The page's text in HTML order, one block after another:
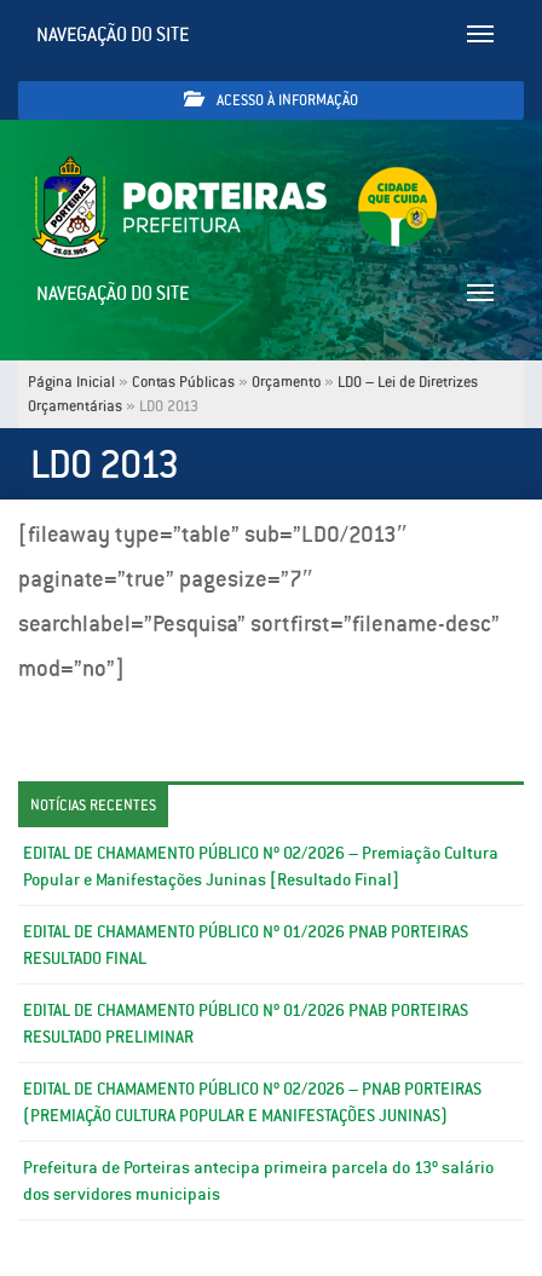
Toggle
NAVEGAÇÃO DO SITE
ACESSO À INFORMAÇÃO
Toggle
NAVEGAÇÃO DO SITE
Página Inicial » Contas Públicas » Orçamento » LDO – Lei de Diretrizes
Orçamentárias » LDO 2013
LDO 2013
[fileaway type=”table” sub=”LDO/2013″
paginate=”true” pagesize=”7″
searchlabel=”Pesquisa” sortfirst=”filename-desc”
mod=”no”]
NOTÍCIAS RECENTES
EDITAL DE CHAMAMENTO PÚBLICO Nº 02/2026 – Premiação Cultura
Popular e Manifestações Juninas [Resultado Final]
EDITAL DE CHAMAMENTO PÚBLICO Nº 01/2026 PNAB PORTEIRAS
RESULTADO FINAL
EDITAL DE CHAMAMENTO PÚBLICO Nº 01/2026 PNAB PORTEIRAS
RESULTADO PRELIMINAR
EDITAL DE CHAMAMENTO PÚBLICO Nº 02/2026 – PNAB PORTEIRAS
(PREMIAÇÃO CULTURA POPULAR E MANIFESTAÇÕES JUNINAS)
Prefeitura de Porteiras antecipa primeira parcela do 13º salário
dos servidores municipais